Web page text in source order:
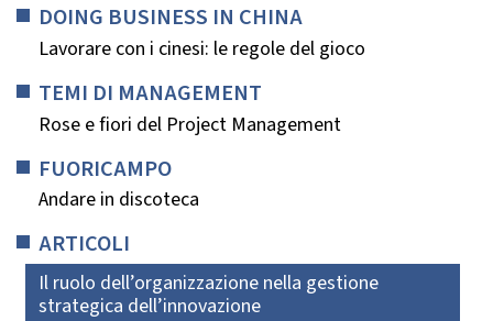
DOING BUSINESS IN CHINA
Lavorare con i cinesi: le regole del gioco
TEMI DI MANAGEMENT
Rose e fiori del Project Management
FUORICAMPO
Andare in discoteca
ARTICOLI
Il ruolo dell’organizzazione nella gestione
strategica dell’innovazione